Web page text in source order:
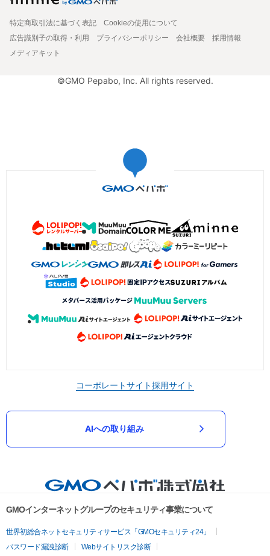
特定商取引法に基づく表記
Cookieの使用について
広告識別子の取得・利用
プライバシーポリシー 会社概要
採用情報
メディアキット
©GMO Pepabo, Inc. All rights reserved.
コーポレートサイト採用サイト
AIへの取り組み
GMOインターネットグループのセキュリティ事業について
世界初総合ネットセキュリティサービス「GMOセキュリティ24」
パスワード漏洩診断
Webサイトリスク診断